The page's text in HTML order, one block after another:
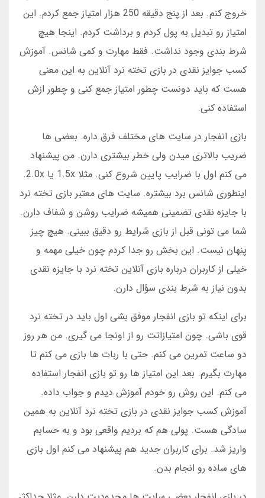
خروج کنم. بعد از پنج دقیقه 250 هزار امتیاز جمع کردم. این
امتیاز رو تبدیل به پول کردم و برداشت کردم. اینجا هیچ
شرط بندی وجود نداشت. فقط مهارت و کمی شانس. آموزش
کسب جوایز نقدی در بازی تخته نرد آنلاین به این معنی
هست که باید دونست چطور امتیاز جمع کنی و چطور ازش
استفاده کنی.
بازی انفجار در سایت های مختلف فرق داره. بعضی ها
ضریب بالاتری میدن ولی خطر بیشتری دارن. من پیشنهاد
می کنم اول با ضرایب پایین شروع کنی. مثلا 1.5x یا 2.0x.
اینطوری شانس برد بیشتره. سایت های معتبر بازی تخته نرد
با جایزه نقدی تضمینی همیشه ضرایب روشن و شفاف دارن.
شما می تونی قبل از بازی شرایط رو دقیق ببینی. هیچ چیز
پنهان نیست. این بخش رو جدا کردم چون خیلی مهمه و
خیلی از کاربران درباره بازی آنلاین تخته نرد با جایزه نقدی
بدون نیاز به شرط بندی سؤال دارن.
برای اینکه تو بازی انفجار موفق بشی اول باید در تخته نرد
قوی باشی. چون امتیازاتت رو از اونجا می گیری. من هر روز
دو ساعت تمرین می کنم. حتی با ربات ها بازی می کنم تا
مهارت بگیرم. بعد این امتیاز ها رو تو بازی انفجار استفاده
می کنم. این روش رو خودم آموزش دیدم و جواب داده.
آموزش کسب جوایز نقدی در بازی تخته نرد آنلاین به همین
سادگی هست. پولی هم که بردیم واقعی بود و به حسابم
واریز شد. برای کاربران جدید هم پیشنهاد می کنم اول بازی
های ساده رو انجام بدن.